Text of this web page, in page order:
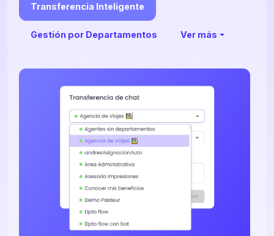
Transferencia Inteligente
Gestión por Departamentos Ver más